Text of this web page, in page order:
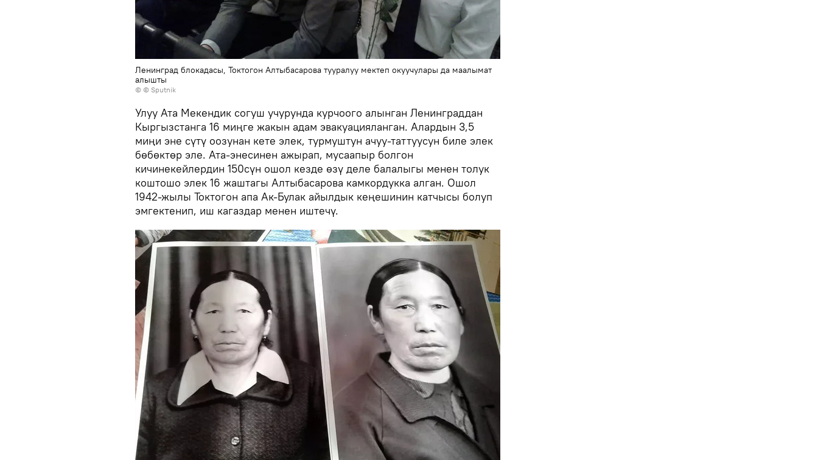
Ленинград блокадасы, Токтогон Алтыбасарова тууралуу мектеп окуучулары да маалымат
алышты
© © Sputnik
Улуу Ата Мекендик согуш учурунда курчоого алынган Ленинграддан
Кыргызстанга 16 миңге жакын адам эвакуацияланган. Алардын 3,5
миңи эне сүтү оозунан кете элек, турмуштун ачуу-таттуусун биле элек
бөбөктөр эле. Ата-энесинен ажырап, мусаапыр болгон
кичинекейлердин 150сүн ошол кезде өзү деле балалыгы менен толук
коштошо элек 16 жаштагы Алтыбасарова камкордукка алган. Ошол
1942-жылы Токтогон апа Ак-Булак айылдык кеңешинин катчысы болуп
эмгектенип, иш кагаздар менен иштечү.